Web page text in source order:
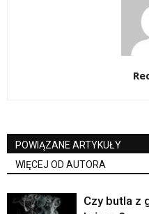
POWIĄZANE ARTYKUŁY
WIĘCEJ OD AUTORA
Czy butla z